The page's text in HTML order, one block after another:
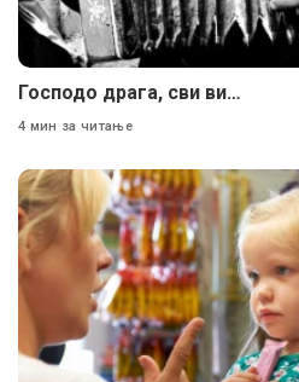
Господо драга, сви ви…
4 мин за читање